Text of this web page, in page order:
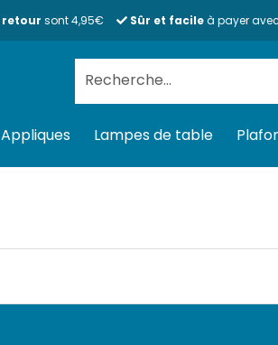
retour sont 4,95€ Sûr et facileà payer
pour :
Appliques Lampes de table